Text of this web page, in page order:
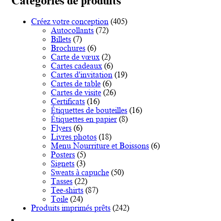
Les
peuvent
être
sur
la
page
du
produit
Créez votre conception (405)
Autocollants (72)
Billets (7)
Brochures (6)
Carte de vœux (2)
Cartes cadeaux (6)
Cartes d'invitation (19)
Cartes de table (6)
Cartes de visite (26)
Certificats (16)
Étiquettes de bouteilles (16)
Étiquettes en papier (8)
Flyers (6)
Livres photos (18)
Menu Nourriture et Boissons (6)
Posters (5)
Signets (3)
Sweats à capuche (50)
Tasses (22)
Tee-shirts (87)
Toile (24)
Produits imprimés prêts (242)